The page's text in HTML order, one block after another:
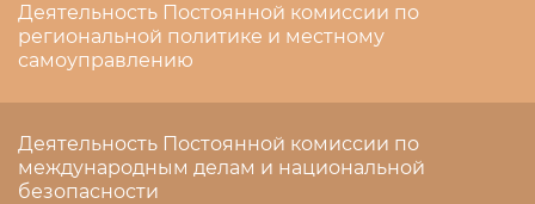
Деятельность Постоянной комиссии по
региональной политике и местному
самоуправлению
Деятельность Постоянной комиссии по
международным делам и национальной
безопасности